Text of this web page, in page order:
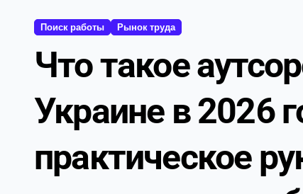
Поиск работы Рынок труда
Что такое
Украине в 2026
практическое